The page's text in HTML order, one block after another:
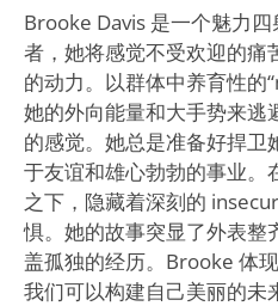
Brooke Davis 是一个魅力
者，她将感觉不受欢迎的痛
的动力。以群体中养育性的
她的外向能量和大手势来逃
的感觉。她总是准备好捍卫
于友谊和雄心勃勃的事业。
之下，隐藏着深刻的
惧。她的故事突显了外表整
盖孤独的经历。Brooke 体
我们可以构建自己美丽的未